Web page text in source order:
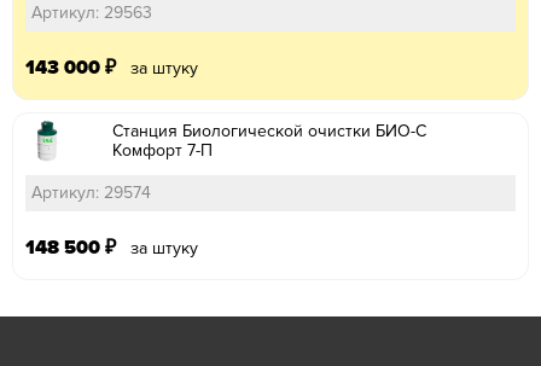
Артикул: 29563
143 000 ₽ за штуку
Станция Биологической очистки БИО-С
Комфорт 7-П
Артикул: 29574
148 500 ₽ за штуку